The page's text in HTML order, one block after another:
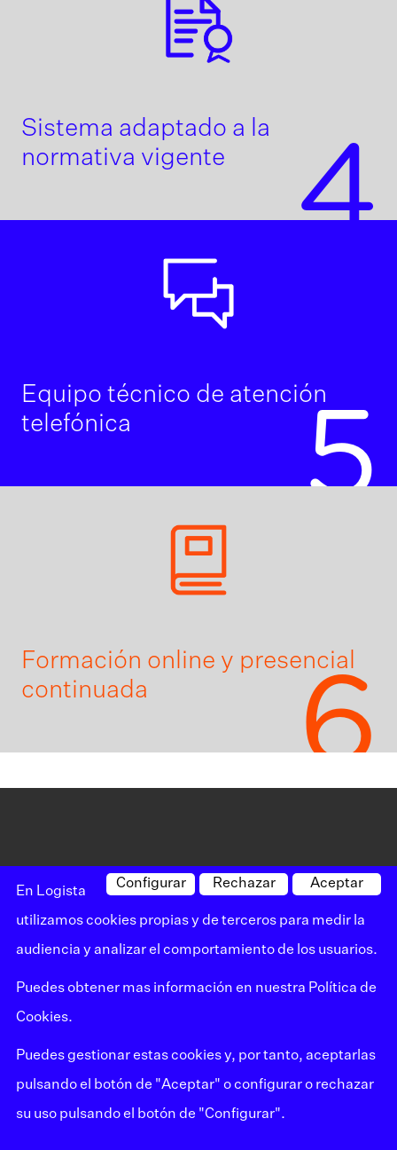
Sistema adaptado a la
normativa vigente
4
Equipo técnico de atención
telefónica
5
Formación online y presencial
continuada
6
Aceptar
Rechazar
Configurar
En Logista
utilizamos cookies propias y de terceros para medir la
audiencia y analizar el comportamiento de los usuarios.
Puedes obtener mas información en nuestra Política de
Cookies.
Puedes gestionar estas cookies y, por tanto, aceptarlas
pulsando el botón de "Aceptar" o configurar o rechazar
su uso pulsando el botón de "Configurar".